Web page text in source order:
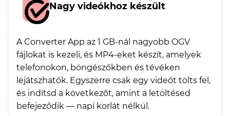
Nagy videókhoz készült
A Converter App az 1 GB-nál nagyobb OGV
fájlokat is kezeli, és MP4-eket készít, amelyek
telefonokon, böngészőkben és tévéken
lejátszhatók. Egyszerre csak egy videót tölts fel,
és indítsd a következőt, amint a letöltésed
befejeződik — napi korlát nélkül.